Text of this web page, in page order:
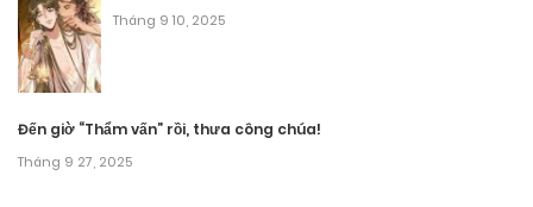
Tháng 9 27, 2025
Chương 59
Tháng 9 27, 2025
Chương 58
Tháng 9 10, 2025
Đến giờ “Thẩm vấn” rồi, thưa công chúa!
Tháng 9 27, 2025